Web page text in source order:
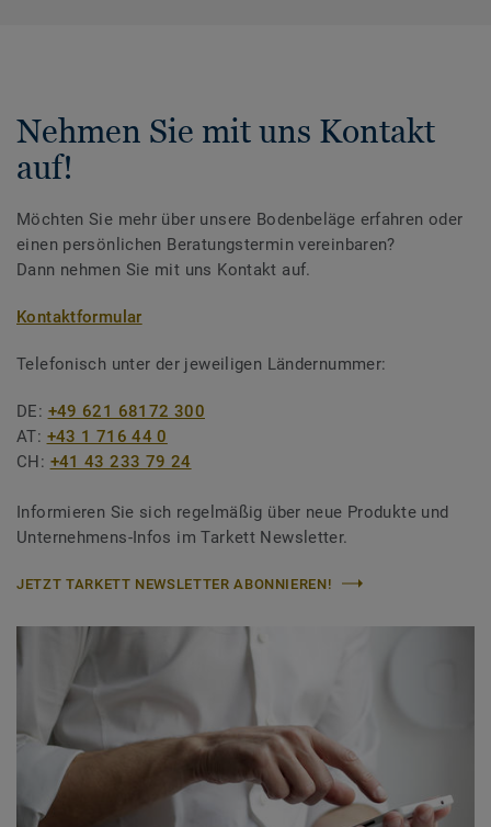
Nehmen Sie mit uns Kontakt
auf!
Möchten Sie mehr über unsere Bodenbeläge erfahren oder
einen persönlichen Beratungstermin vereinbaren?
Dann nehmen Sie mit uns Kontakt auf.
Kontaktformular
Telefonisch unter der jeweiligen Ländernummer:
DE: +49 621 68172 300
AT: +43 1 716 44 0
CH: +41 43 233 79 24
Informieren Sie sich regelmäßig über neue Produkte und
Unternehmens-Infos im Tarkett Newsletter.
JETZT TARKETT NEWSLETTER ABONNIEREN!